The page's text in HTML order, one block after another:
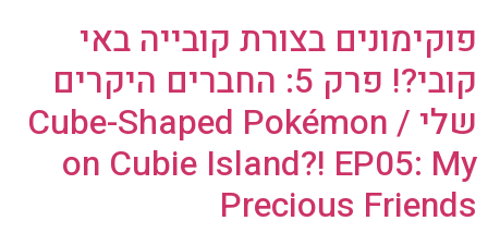
פוקימונים בצורת קובייה באי
קובי?! פרק 5: החברים היקרים
שלי / Cube-Shaped Pokémon
on Cubie Island?! EP05: My
Precious Friends